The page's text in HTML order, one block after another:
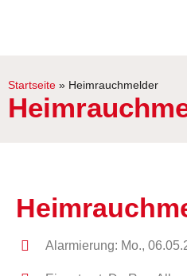
Startseite » Heimrauchmelder
Alarmierung: Mo.,